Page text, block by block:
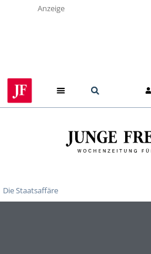
Anzeige
Die Staatsaffäre